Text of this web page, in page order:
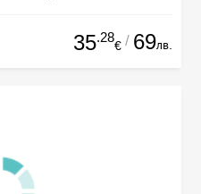
35.28
€ / 69лв.